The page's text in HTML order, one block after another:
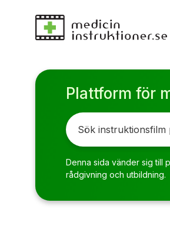
Plattform för
Denna sida vänder sig till
rådgivning och utbildning.